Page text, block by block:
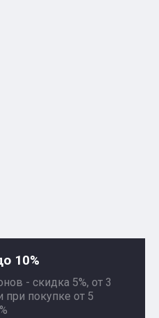
10%
- скидка 5%, от 3
при покупке от 5